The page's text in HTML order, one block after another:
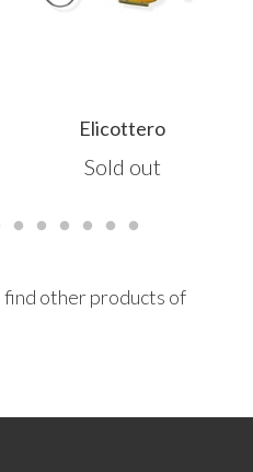
Elicottero
Sold out
find other products of